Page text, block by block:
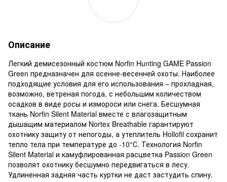
Описание
Легкий демисезонный костюм Norfin Hunting GAME Passion
Green предназначен для осенне-весенней охоты. Наиболее
подходящие условия для его использования – прохладная,
возможно, ветреная погода, с небольшим количеством
осадков в виде росы и измороси или снега. Бесшумная
ткань Norfin Silent Material вместе с влагозащитным
дышащим материалом Nortex Breathable гарантируют
охотнику защиту от непогоды, а утеплитель Hollofil сохранит
тепло тела при температуре до -10°С. Технология Norfin
Silent Material и камуфлированная расцветка Passion Green
позволят охотнику бесшумно передвигаться в лесу.
Удлиненная задняя часть куртки не даст застудить спину.